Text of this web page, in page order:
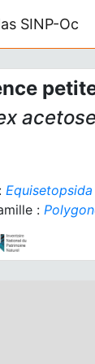
SINP-Oc
Equisetopsida
: